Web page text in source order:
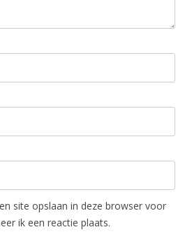
site opslaan in deze browser voor
ik een reactie plaats.